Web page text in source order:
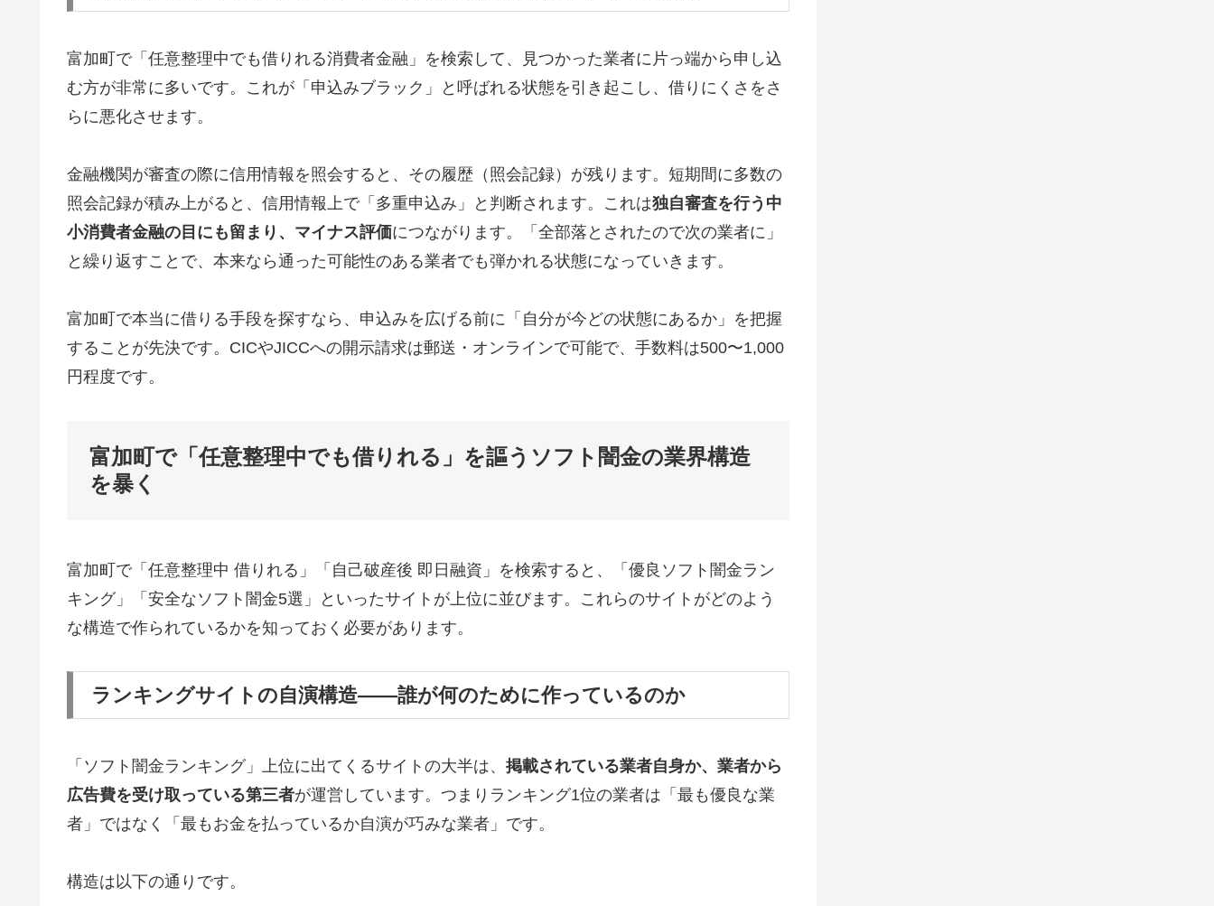
富加町で「任意整理中でも借りれる消費者金融」を検索して、見つかった業者に片っ端から申し込
む方が非常に多いです。これが「申込みブラック」と呼ばれる状態を引き起こし、借りにくさをさ
らに悪化させます。
金融機関が審査の際に信用情報を照会すると、その履歴（照会記録）が残ります。短期間に多数の
照会記録が積み上がると、信用情報上で「多重申込み」と判断されます。これは独自審査を行う中
小消費者金融の目にも留まり、マイナス評価につながります。「全部落とされたので次の業者に」
と繰り返すことで、本来なら通った可能性のある業者でも弾かれる状態になっていきます。
富加町で本当に借りる手段を探すなら、申込みを広げる前に「自分が今どの状態にあるか」を把握
することが先決です。CICやJICCへの開示請求は郵送・オンラインで可能で、手数料は500〜1,000
円程度です。
富加町で「任意整理中でも借りれる」を謳うソフト闇金の業界構造
を暴く
富加町で「任意整理中 借りれる」「自己破産後 即日融資」を検索すると、「優良ソフト闇金ラン
キング」「安全なソフト闇金5選」といったサイトが上位に並びます。これらのサイトがどのよう
な構造で作られているかを知っておく必要があります。
ランキングサイトの自演構造——誰が何のために作っているのか
「ソフト闇金ランキング」上位に出てくるサイトの大半は、 掲載されている業者自身か、業者から
広告費を受け取っている第三者が運営しています。つまりランキング1位の業者は「最も優良な業
者」ではなく「最もお金を払っているか自演が巧みな業者」です。
構造は以下の通りです。